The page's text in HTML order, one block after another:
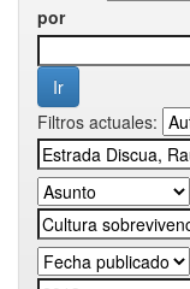
por
Filtros actuales: